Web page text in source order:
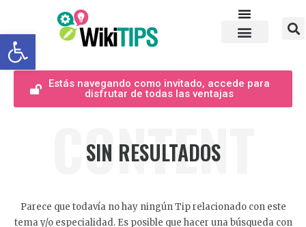
Abrir barra de herramientas
Estás navegando como invitado, accede para
disfrutar de todas las ventajas
CONTENT
SIN RESULTADOS
Parece que todavía no hay ningún Tip relacionado con este
tema y/o especialidad. Es posible que hacer una búsqueda con